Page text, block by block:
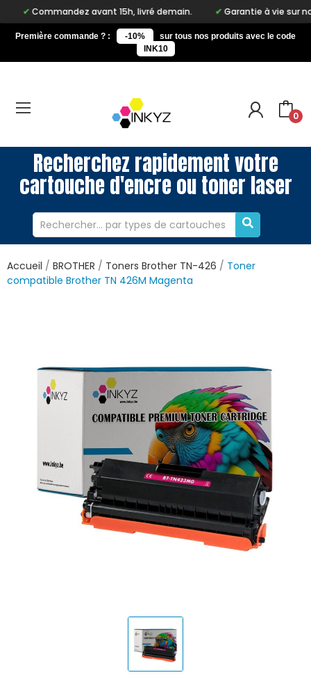
avant 15h, livré demain. Garantie à vie sur notre
Première commande ? : -10%
sur tous nos produits avec le code
INK10
0
Recherchez rapidement votre
cartouche d'encre ou toner laser
Accueil BROTHER Toners Brother TN-426
Toner
compatible Brother TN 426M Magenta